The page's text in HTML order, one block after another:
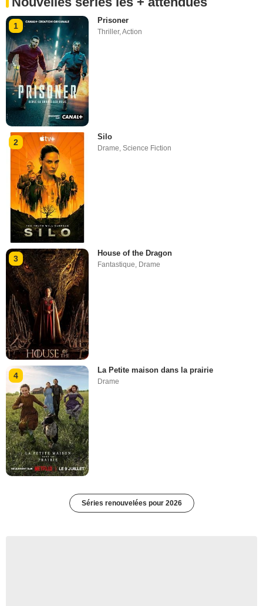
1
Prisoner
Thriller,Action
2
Silo
Drame,Science Fiction
3
House of the Dragon
Fantastique, Drame
4
La Petite maison dans la prairie
Drame
Séries renouvelées pour 2026